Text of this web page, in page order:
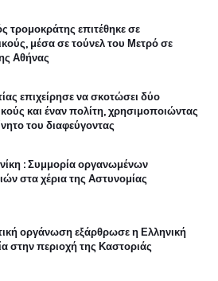
τρομοκράτης επιτέθηκε σε
μέσα σε τούνελ του Μετρό σε
Αθήνας
επιχείρησε να σκοτώσει δύο
και έναν πολίτη, χρησιμοποιώντας
του διαφεύγοντας
: Συμμορία οργανωμένων
στα χέρια της Αστυνομίας
οργάνωση εξάρθρωσε η Ελληνική
στην περιοχή της Καστοριάς